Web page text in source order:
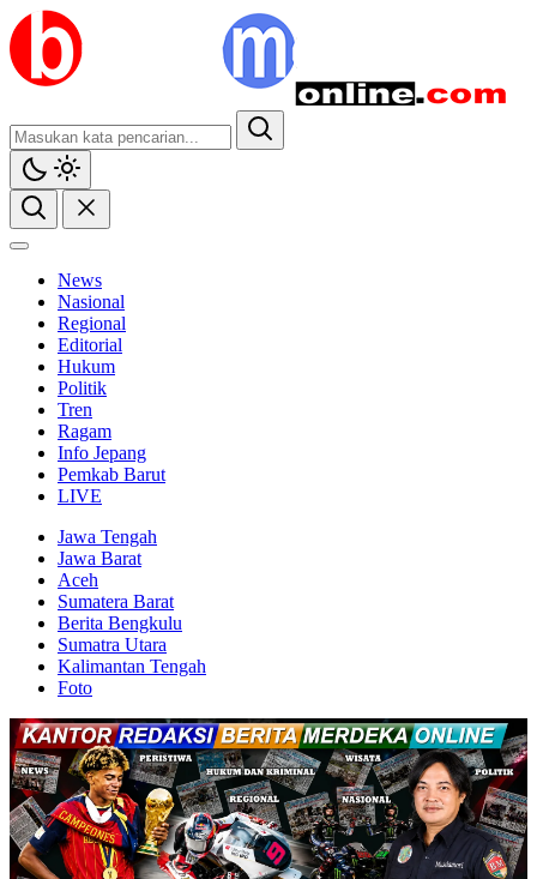
News
Nasional
Regional
Editorial
Hukum
Politik
Tren
Ragam
Info Jepang
Pemkab Barut
LIVE
Jawa Tengah
Jawa Barat
Aceh
Sumatera Barat
Berita Bengkulu
Sumatra Utara
Kalimantan Tengah
Foto